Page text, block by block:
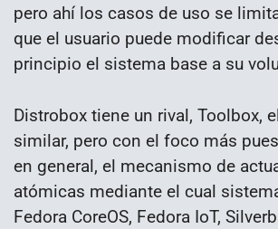
pero ahí los casos de uso se
que el usuario puede modificar
principio el sistema base a su
Distrobox tiene un rival, Toolbox,
similar, pero con el foco más
en general, el mecanismo de
atómicas mediante el cual
Fedora CoreOS, Fedora IoT,